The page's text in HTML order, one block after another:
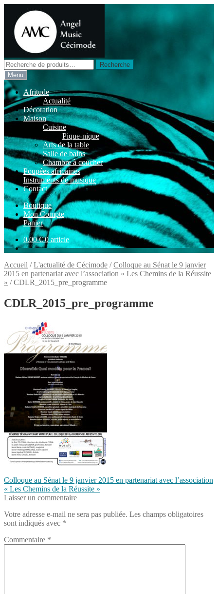
navigation
contenu
Recherche
pour :
Recherche
Menu
Afritude
Actualité
Décoration
Maison
Cuisine
Pique-nique
Arts de la table
Salle de bains
Chambre à coucher
Poupées africaines
Instruments de musique
Contact
Boutique
Mon Compte
Panier
0.00€ 0 article
Accueil /L'actualité de Cécimode /Colloque au Sénat le 9 janvier
2015 en partenariat avec l’association « Les Chemins de la Réussite
» /CDLR_2015_pre_programme
CDLR_2015_pre_programme
Navigation
de
Article
précédent :
Colloque au Sénat le 9 janvier 2015 en partenariat avec l’association
« Les Chemins de la Réussite »
Laisser un commentaire
Votre adresse e-mail ne sera pas publiée. Les champs obligatoires
sont indiqués avec *
Commentaire *